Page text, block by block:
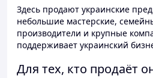
Здесь продают украинские
небольшие мастерские,
производители и крупные
поддерживает украинский
Для тех, кто продаёт